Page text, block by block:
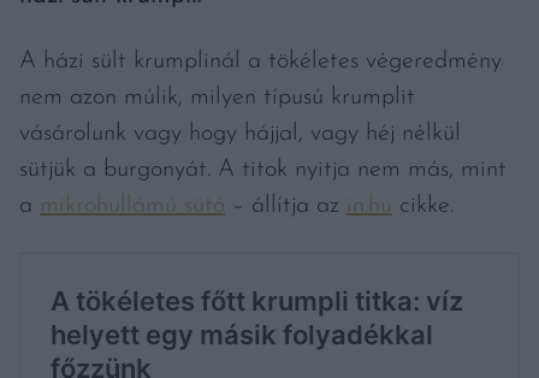
A házi sült krumplinál a tökéletes végeredmény
nem azon múlik, milyen típusú krumplit
vásárolunk vagy hogy hájjal, vagy héj nélkül
sütjük a burgonyát. A titok nyitja nem más, mint
a mikrohullámú sütő – állítja az in.hu cikke.